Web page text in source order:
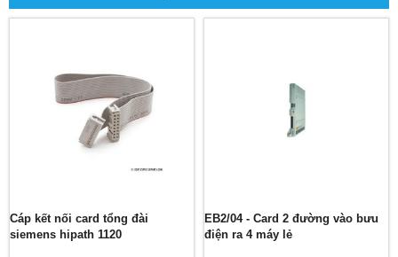
Cáp kết nối card tổng đài
siemens hipath 1120
EB2/04 - Card 2 đường vào bưu
điện ra 4 máy lẻ